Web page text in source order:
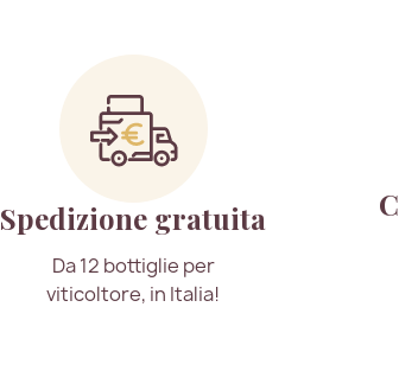
Spedizione gratuita
Da 12 bottiglie per
viticoltore, in Italia!